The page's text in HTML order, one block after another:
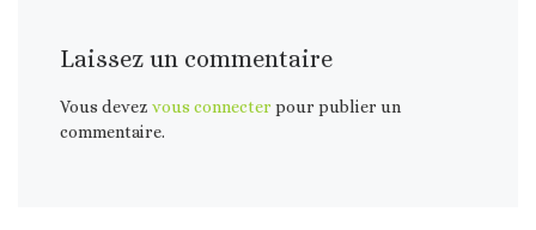
Laissez un commentaire
Vous devezvous connecter pour publier un
commentaire.